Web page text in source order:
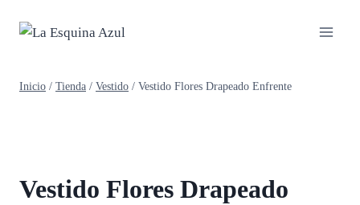
Inicio / Tienda / Vestido / Vestido Flores Drapeado Enfrente
Vestido Flores Drapeado